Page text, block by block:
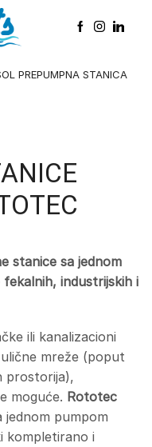
PREPUMPNA STANICA
stanice sa jednom
industrijskih i
ili kanalizacioni
mreže (poput
prostorija),
moguće. Rototec
jednom pumpom
kompletirano i